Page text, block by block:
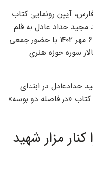
آیین رونمایی کتاب
حداد عادل به قلم
غلامعلی حداد عادل، شامگاه پنجشنبه ۶ مهر ۱۴۰۲ با حضور جمعی
سوره حوزه هنری
حداد‌عادل در ابتدای
کتاب «در فاصله دو بوسه»
مزار شهید